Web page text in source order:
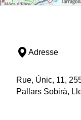
Adresse
Rue, Únic, 11,
Pallars Sobirà,